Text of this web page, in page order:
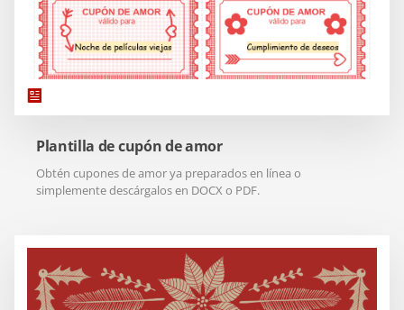
Plantilla de cupón de amor
Obtén cupones de amor ya preparados en línea o
simplemente descárgalos en DOCX o PDF.